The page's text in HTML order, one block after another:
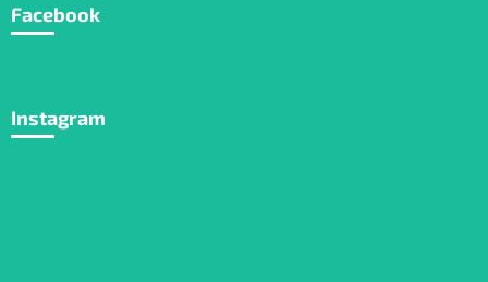
Facebook
Instagram